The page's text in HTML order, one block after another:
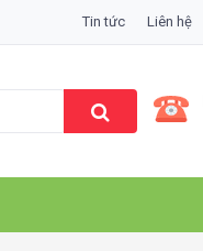
Tin tức Liên hệ